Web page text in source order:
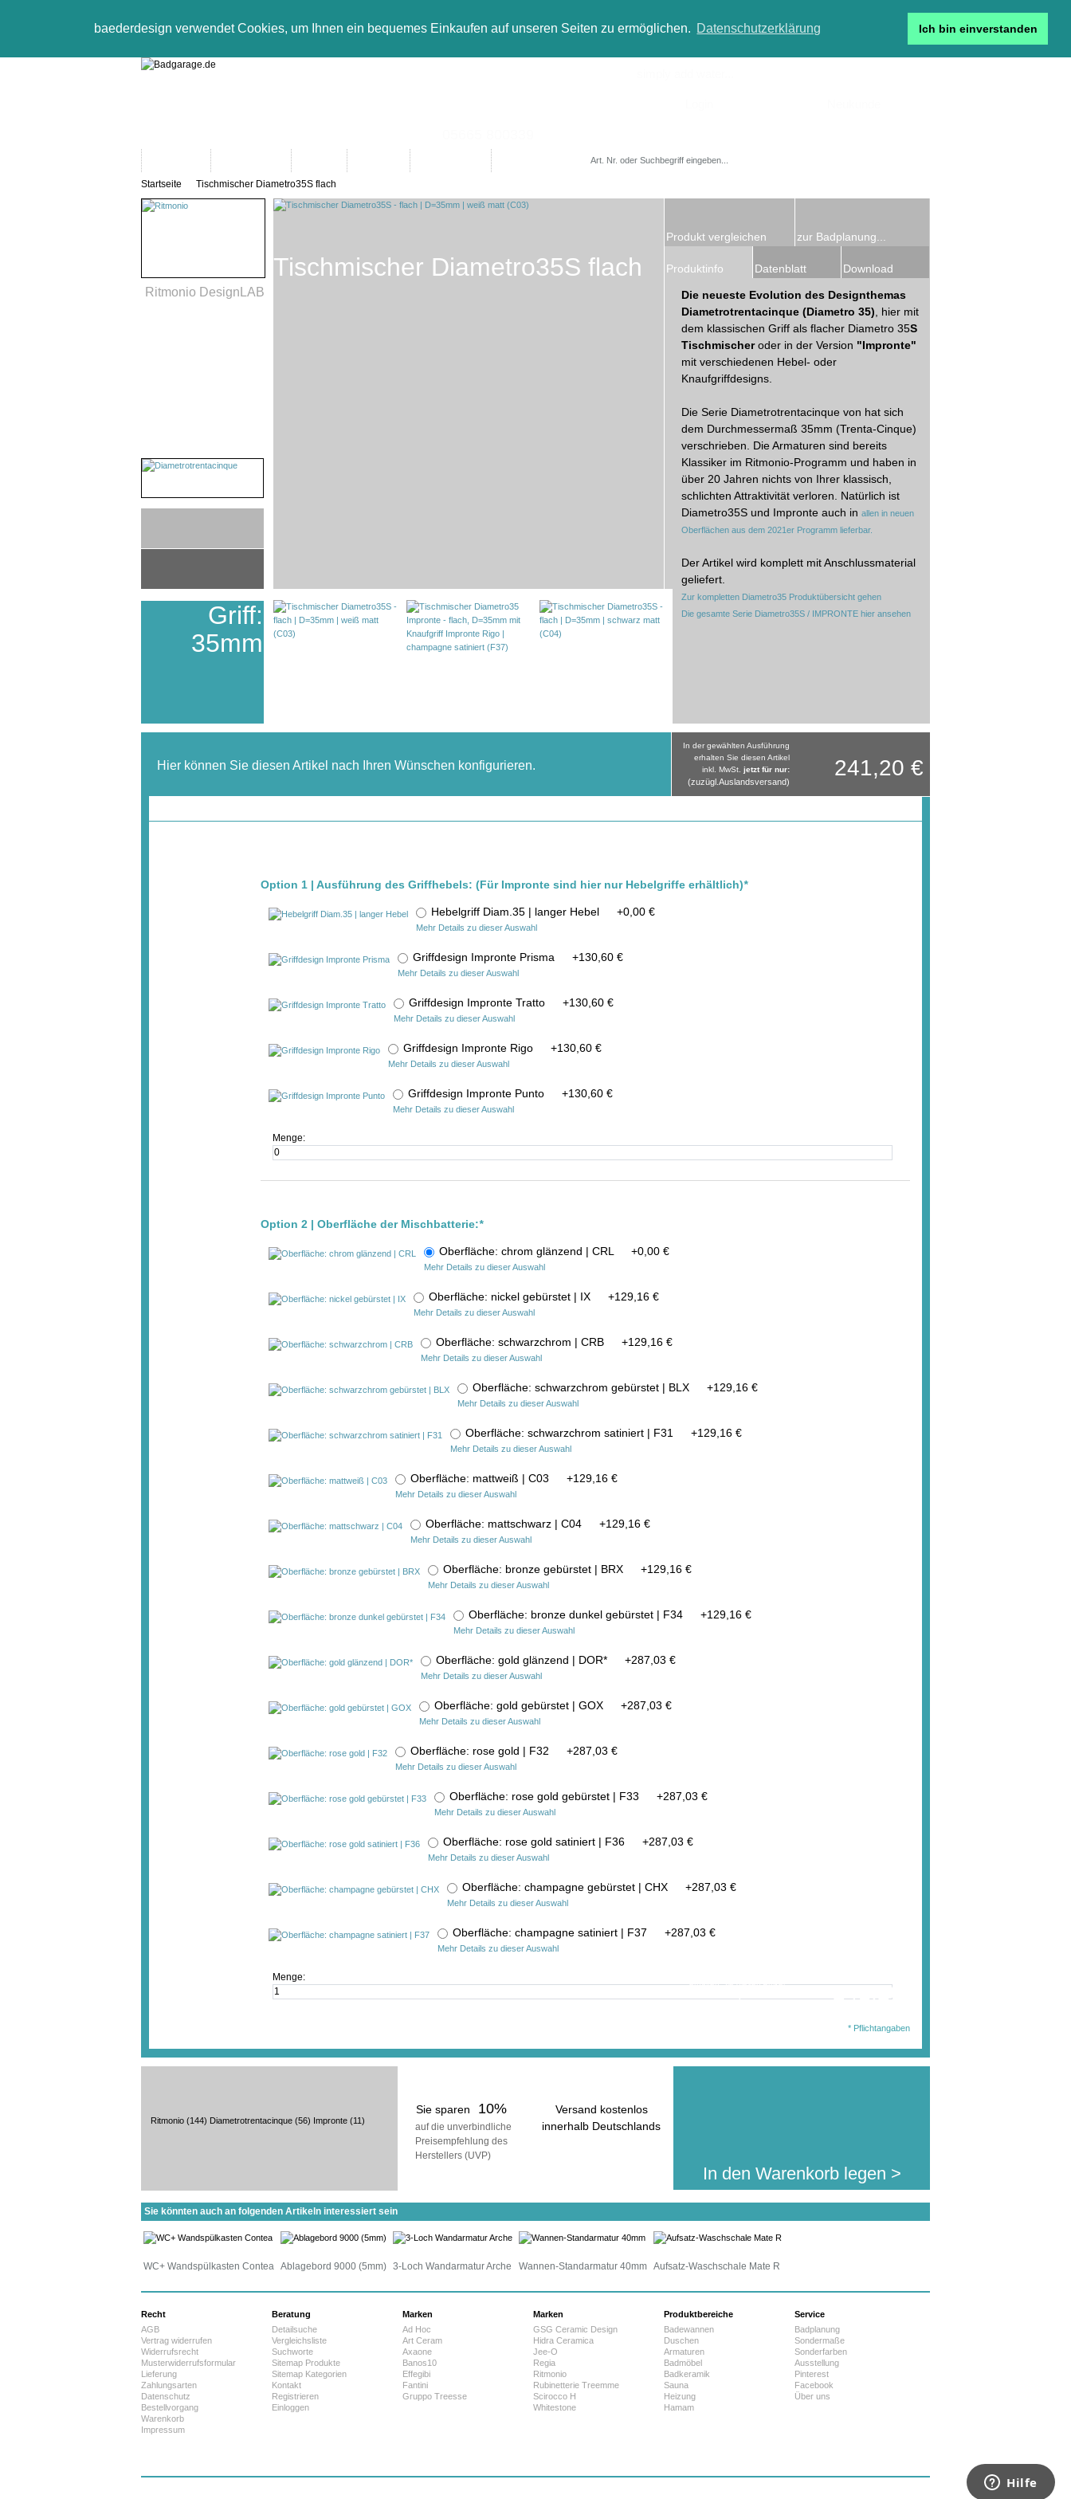
baederdesign verwendet Cookies, um Ihnen ein bequemes Einkaufen auf unseren Seiten zu ermöglichen. Datenschutzerklärung Ich bin einverstanden
Startseite Tischmischer Diametro35S flach
Ritmonio DesignLAB
Griff:
35mm
Tischmischer Diametro35S flach
Produkt vergleichen zur Badplanung...
Produktinfo Datenblatt Download
Die neueste Evolution des Designthemas
Diametrotrentacinque (Diametro 35) , hier mit
dem klassischen Griff als flacher Diametro 35S
Tischmischeroder in der Version "Impronte"
mit verschiedenen Hebel- oder
Knaufgriffdesigns.
Die Serie Diametrotrentacinque von hat sich
dem Durchmessermaß 35mm (Trenta-Cinque)
verschrieben. Die Armaturen sind bereits
Klassiker im Ritmonio-Programm und haben in
über 20 Jahren nichts von Ihrer klassisch,
schlichten Attraktivität verloren. Natürlich ist
Diametro35S und Impronte auch in allen in neuen
Oberflächen aus dem 2021er Programm lieferbar.
Der Artikel wird komplett mit Anschlussmaterial
geliefert.
Zur kompletten Diametro35 Produktübersicht gehen
Die gesamte Serie Diametro35S / IMPRONTE hier ansehen
Hier können Sie diesen Artikel nach Ihren Wünschen konfigurieren.
In der gewählten Ausführung
erhalten Sie diesen Artikel
inkl. MwSt. jetzt für nur:
(zuzügl.Auslandsversand)
241,20 €
Option 1 | Ausführung des Griffhebels: (Für Impronte sind hier nur Hebelgriffe erhältlich)*
Hebelgriff Diam.35 | langer Hebel +0,00 €
Mehr Details zu dieser Auswahl
Griffdesign Impronte Prisma +130,60 €
Mehr Details zu dieser Auswahl
Griffdesign Impronte Tratto +130,60 €
Mehr Details zu dieser Auswahl
Griffdesign Impronte Rigo +130,60 €
Mehr Details zu dieser Auswahl
Griffdesign Impronte Punto +130,60 €
Mehr Details zu dieser Auswahl
Menge:
Option 2 | Oberfläche der Mischbatterie:*
Oberfläche: chrom glänzend | CRL +0,00 €
Mehr Details zu dieser Auswahl
Oberfläche: nickel gebürstet | IX +129,16 €
Mehr Details zu dieser Auswahl
Oberfläche: schwarzchrom | CRB +129,16 €
Mehr Details zu dieser Auswahl
Oberfläche: schwarzchrom gebürstet | BLX +129,16 €
Mehr Details zu dieser Auswahl
Oberfläche: schwarzchrom satiniert | F31 +129,16 €
Mehr Details zu dieser Auswahl
Oberfläche: mattweiß | C03 +129,16 €
Mehr Details zu dieser Auswahl
Oberfläche: mattschwarz | C04 +129,16 €
Mehr Details zu dieser Auswahl
Oberfläche: bronze gebürstet | BRX +129,16 €
Mehr Details zu dieser Auswahl
Oberfläche: bronze dunkel gebürstet | F34 +129,16 €
Mehr Details zu dieser Auswahl
Oberfläche: gold glänzend | DOR* +287,03 €
Mehr Details zu dieser Auswahl
Oberfläche: gold gebürstet | GOX +287,03 €
Mehr Details zu dieser Auswahl
Oberfläche: rose gold | F32 +287,03 €
Mehr Details zu dieser Auswahl
Oberfläche: rose gold gebürstet | F33 +287,03 €
Mehr Details zu dieser Auswahl
Oberfläche: rose gold satiniert | F36 +287,03 €
Mehr Details zu dieser Auswahl
Oberfläche: champagne gebürstet | CHX +287,03 €
Mehr Details zu dieser Auswahl
Oberfläche: champagne satiniert | F37 +287,03 €
Mehr Details zu dieser Auswahl
Menge:
* Pflichtangaben
Sie sparen 10%
auf die unverbindliche
Preisempfehlung des
Herstellers (UVP)
Versand kostenlos
innerhalb Deutschlands
In den Warenkorb legen >
erhalten Sie diesen Artikel
241,20 €
Ritmonio (144) Diametrotrentacinque (56) Impronte (11)
Sie könnten auch an folgenden Artikeln interessiert sein
WC+ Wandspülkasten Contea Ablagebord 9000 (5mm) 3-Loch Wandarmatur Arche Wannen-Standarmatur 40mm Aufsatz-Waschschale Mate R
Recht
AGB
Vertrag widerrufen
Widerrufsrecht
Musterwiderrufsformular
Lieferung
Zahlungsarten
Datenschutz
Bestellvorgang
Warenkorb
Impressum
Beratung
Detailsuche
Vergleichsliste
Suchworte
Sitemap Produkte
Sitemap Kategorien
Kontakt
Registrieren
Einloggen
Marken
Ad Hoc
Art Ceram
Axaone
Banos10
Effegibi
Fantini
Gruppo Treesse
Marken
GSG Ceramic Design
Hidra Ceramica
Jee-O
Regia
Ritmonio
Rubinetterie Treemme
Scirocco H
Whitestone
Produktbereiche
Badewannen
Duschen
Armaturen
Badmöbel
Badkeramik
Sauna
Heizung
Hamam
Service
Badplanung
Sondermaße
Sonderfarben
Ausstellung
Pinterest
Facebook
Über uns